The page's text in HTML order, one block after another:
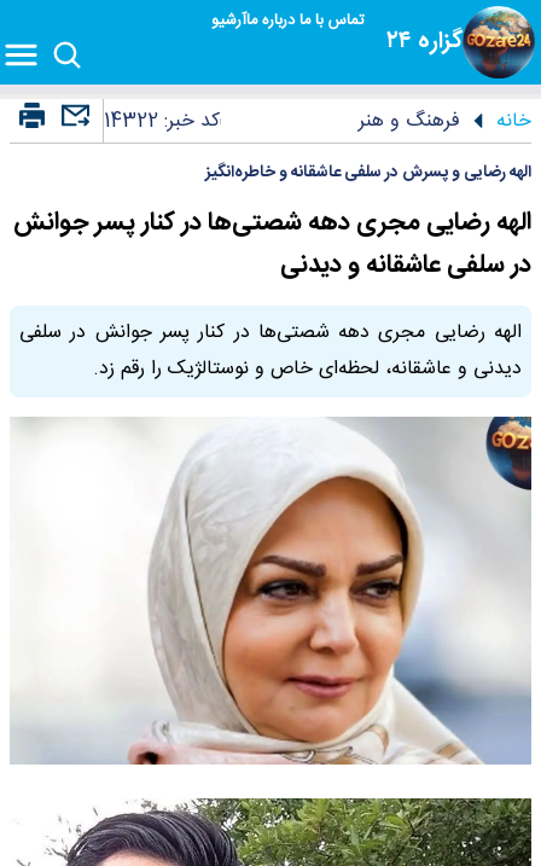
گزاره ۲۴
تماس با مادرباره ماآرشیو
خانه فرهنگ و هنر کد خبر:14322
الهه رضایی و پسرش در سلفی عاشقانه و خاطره‌انگیز
الهه رضایی مجری دهه شصتی‌ها در کنار پسر جوانش
در سلفی عاشقانه و دیدنی
الهه رضایی مجری دهه شصتی‌ها در کنار پسر جوانش در سلفی
دیدنی و عاشقانه، لحظه‌ای خاص و نوستالژیک را رقم زد.